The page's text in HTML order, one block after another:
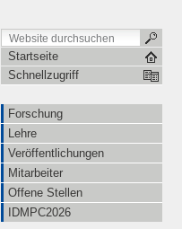
Startseite
Schnellzugriff
Forschung
Lehre
Veröffentlichungen
Mitarbeiter
Offene Stellen
IDMPC2026